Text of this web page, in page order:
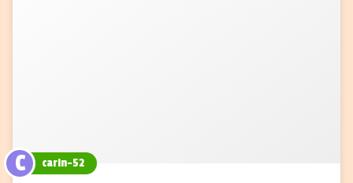
C carin-52